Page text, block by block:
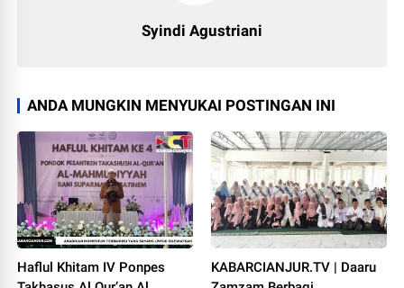
Syindi Agustriani
ANDA MUNGKIN MENYUKAI POSTINGAN INI
Haflul Khitam IV Ponpes
KABARCIANJUR.TV | Daaru